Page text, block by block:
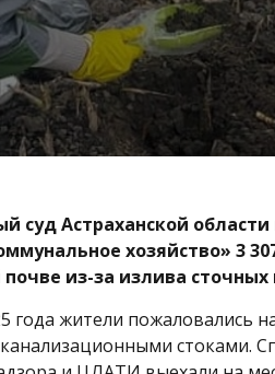
суд Астраханской
хозяйство» 3
из-за излива сточных
года жители пожаловались
стоками.